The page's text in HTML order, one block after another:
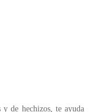
de hechizos, te ayuda